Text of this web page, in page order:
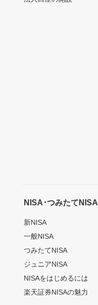
NISA･つみたてNISA
新NISA
一般NISA
つみたてNISA
ジュニアNISA
NISAをはじめるには
楽天証券NISAの魅力